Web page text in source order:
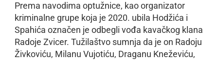
Prema navodima optužnice, kao organizator
kriminalne grupe koja je 2020. ubila Hodžića i
Spahića označen je odbegli vođa kavačkog klana
Radoje Zvicer. Tužilaštvo sumnja da je on Radoju
Živkoviću, Milanu Vujotiću, Draganu Kneževiću,